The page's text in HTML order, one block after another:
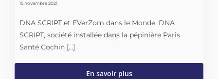
15 novembre 2021
DNA SCRIPT et EVerZom dans le Monde. DNA
SCRIPT, société installée dans la pépinière Paris
Santé Cochin [...]
En savoir plus